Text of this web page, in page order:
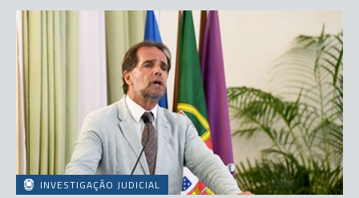
INVESTIGAÇÃO JUDICIAL